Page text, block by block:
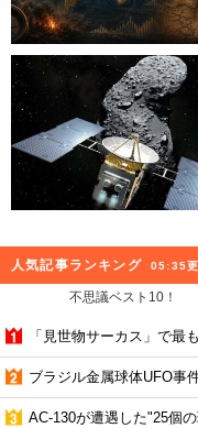
人気記事ランキング 05:35
不思議ベスト10！
「見世物サーカス」で最
ブラジル金属球体UFO事
AC-130が遭遇した"25個